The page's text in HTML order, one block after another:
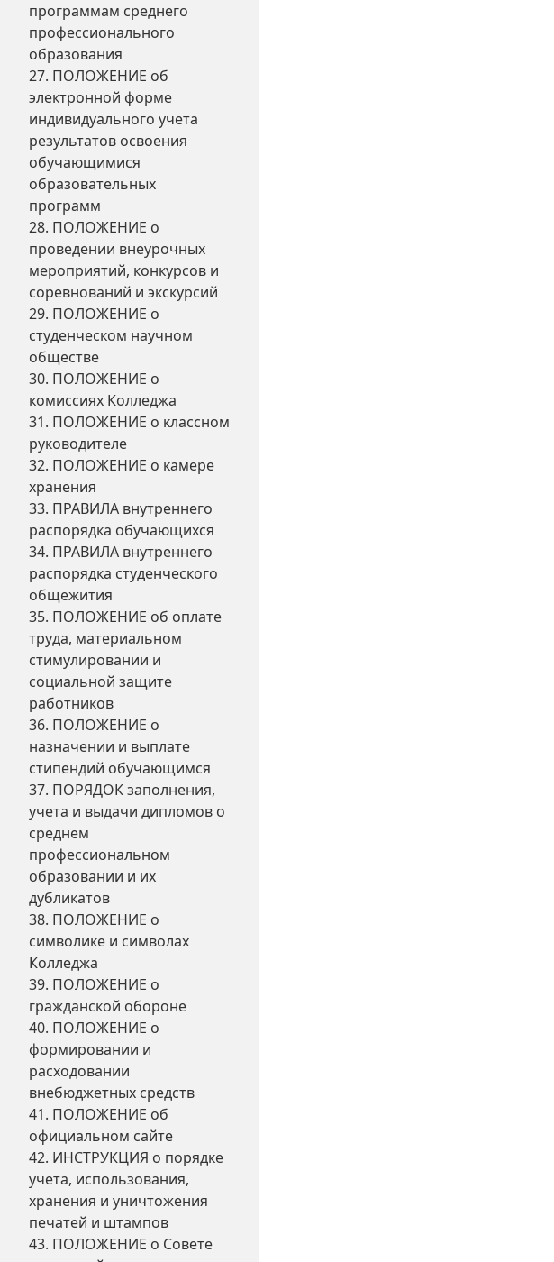
программам среднего
профессионального
образования
27. ПОЛОЖЕНИЕ об
электронной форме
индивидуального учета
результатов освоения
обучающимися
образовательных
программ
28. ПОЛОЖЕНИЕ о
проведении внеурочных
мероприятий, конкурсов и
соревнований и экскурсий
29. ПОЛОЖЕНИЕ о
студенческом научном
обществе
30. ПОЛОЖЕНИЕ о
комиссиях Колледжа
31. ПОЛОЖЕНИЕ о классном
руководителе
32. ПОЛОЖЕНИЕ о камере
хранения
33. ПРАВИЛА внутреннего
распорядка обучающихся
34. ПРАВИЛА внутреннего
распорядка студенческого
общежития
35. ПОЛОЖЕНИЕ об оплате
труда, материальном
стимулировании и
социальной защите
работников
36. ПОЛОЖЕНИЕ о
назначении и выплате
стипендий обучающимся
37. ПОРЯДОК заполнения,
учета и выдачи дипломов о
среднем
профессиональном
образовании и их
дубликатов
38. ПОЛОЖЕНИЕ о
символике и символах
Колледжа
39. ПОЛОЖЕНИЕ о
гражданской обороне
40. ПОЛОЖЕНИЕ о
формировании и
расходовании
внебюджетных средств
41. ПОЛОЖЕНИЕ об
официальном сайте
42. ИНСТРУКЦИЯ о порядке
учета, использования,
хранения и уничтожения
печатей и штампов
43. ПОЛОЖЕНИЕ о Совете